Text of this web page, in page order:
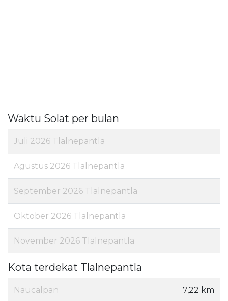
Waktu Solat per bulan
Juli 2026 Tlalnepantla
Agustus 2026 Tlalnepantla
September 2026 Tlalnepantla
Oktober 2026 Tlalnepantla
November 2026 Tlalnepantla
Kota terdekat Tlalnepantla
Naucalpan 7,22 km